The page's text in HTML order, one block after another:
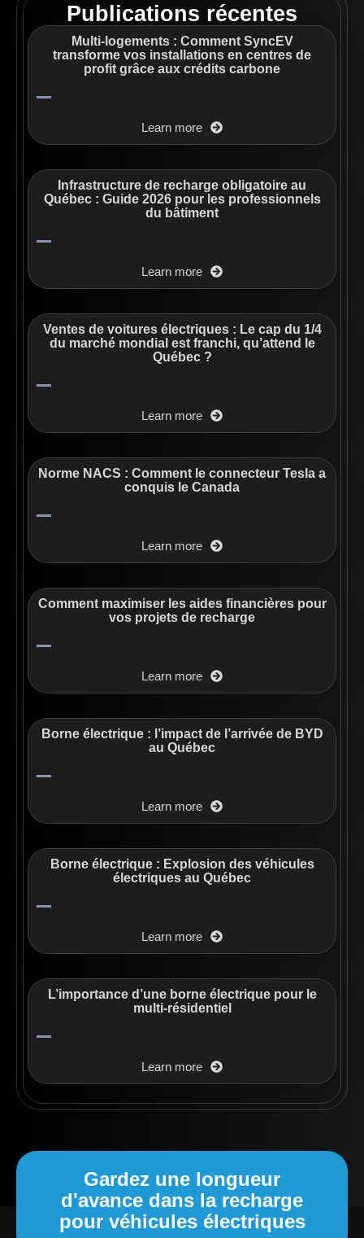
Publications récentes
Multi-logements : Comment SyncEV
transforme vos installations en centres de
profit grâce aux crédits carbone
Learn more
Infrastructure de recharge obligatoire au
Québec : Guide 2026 pour les professionnels
du bâtiment
Learn more
Ventes de voitures électriques : Le cap du 1/4
du marché mondial est franchi, qu’attend le
Québec ?
Learn more
Norme NACS : Comment le connecteur Tesla a
conquis le Canada
Learn more
Comment maximiser les aides financières pour
vos projets de recharge
Learn more
Borne électrique : l’impact de l’arrivée de BYD
au Québec
Learn more
Borne électrique : Explosion des véhicules
électriques au Québec
Learn more
L’importance d’une borne électrique pour le
multi-résidentiel
Learn more
Gardez une longueur
d'avance dans la recharge
pour véhicules électriques